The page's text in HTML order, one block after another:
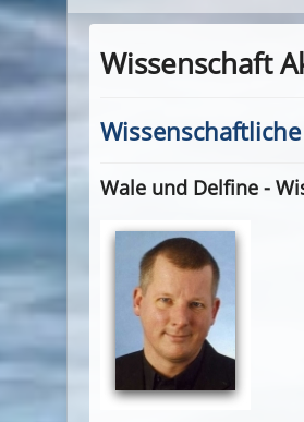
Wissenschaft
Wale und Delfine -